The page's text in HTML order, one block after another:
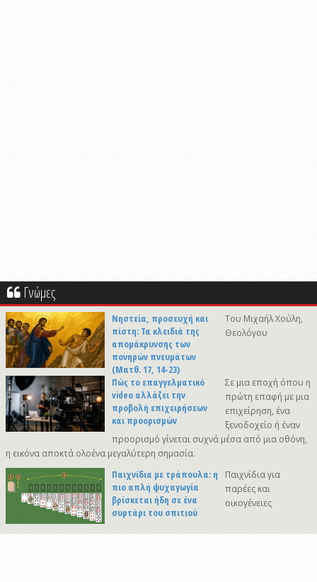
Γνώμες
Νηστεία, προσευχή και
πίστη: Τα κλειδιά της
απομάκρυνσης των
πονηρών πνευμάτων
(Ματθ. 17, 14-23)
Του Μιχαήλ Χούλη,
Θεολόγου
Πώς το επαγγελματικό
video αλλάζει την
προβολή επιχειρήσεων
και προορισμών
Σε μια εποχή όπου η
πρώτη επαφή με μια
επιχείρηση, ένα
ξενοδοχείο ή έναν
προορισμό γίνεται συχνά μέσα από μια οθόνη,
η εικόνα αποκτά ολοένα μεγαλύτερη σημασία.
Παιχνίδια με τράπουλα: η
πιο απλή ψυχαγωγία
βρίσκεται ήδη σε ένα
συρτάρι του σπιτιού
Παιχνίδια για
παρέες και
οικογένειες